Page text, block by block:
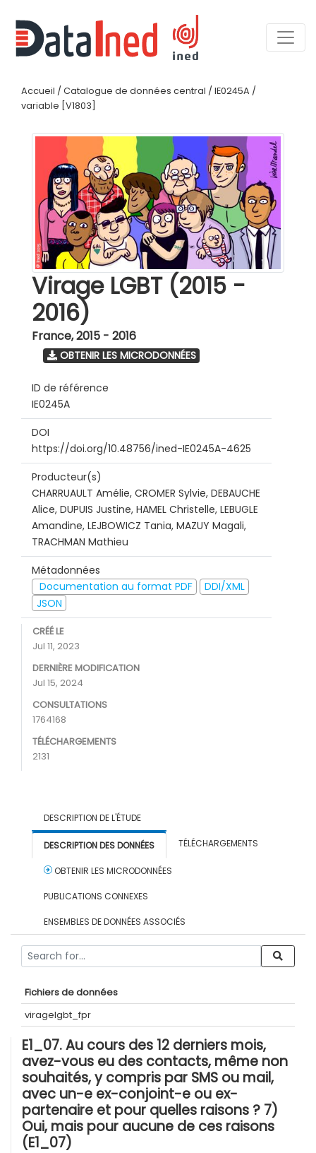
Accueil / Catalogue de données central / IE0245A /
variable [V1803]
Virage LGBT (2015 -
2016)
France,2015 - 2016
OBTENIR LES MICRODONNÉES
ID de référence
IE0245A
DOI
https://doi.org/10.48756/ined-IE0245A-4625
Producteur(s)
CHARRUAULT Amélie, CROMER Sylvie, DEBAUCHE
Alice, DUPUIS Justine, HAMEL Christelle, LEBUGLE
Amandine, LEJBOWICZ Tania, MAZUY Magali,
TRACHMAN Mathieu
Métadonnées
Documentation au format PDF
DDI/XML
JSON
CRÉÉ LE
Jul 11, 2023
DERNIÈRE MODIFICATION
Jul 15, 2024
CONSULTATIONS
1764168
TÉLÉCHARGEMENTS
2131
DESCRIPTION DE L'ÉTUDE
DESCRIPTION DES DONNÉES TÉLÉCHARGEMENTS
OBTENIR LES MICRODONNÉES
PUBLICATIONS CONNEXES
ENSEMBLES DE DONNÉES ASSOCIÉS
Fichiers de données
viragelgbt_fpr
E1_07. Au cours des 12 derniers mois,
avez-vous eu des contacts, même non
souhaités, y compris par SMS ou mail,
avec un-e ex-conjoint-e ou ex-
partenaire et pour quelles raisons ? 7)
Oui, mais pour aucune de ces raisons
(E1_07)